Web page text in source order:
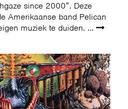
since 2000”. Deze
Amerikaanse band Pelican
muziek te duiden. ...